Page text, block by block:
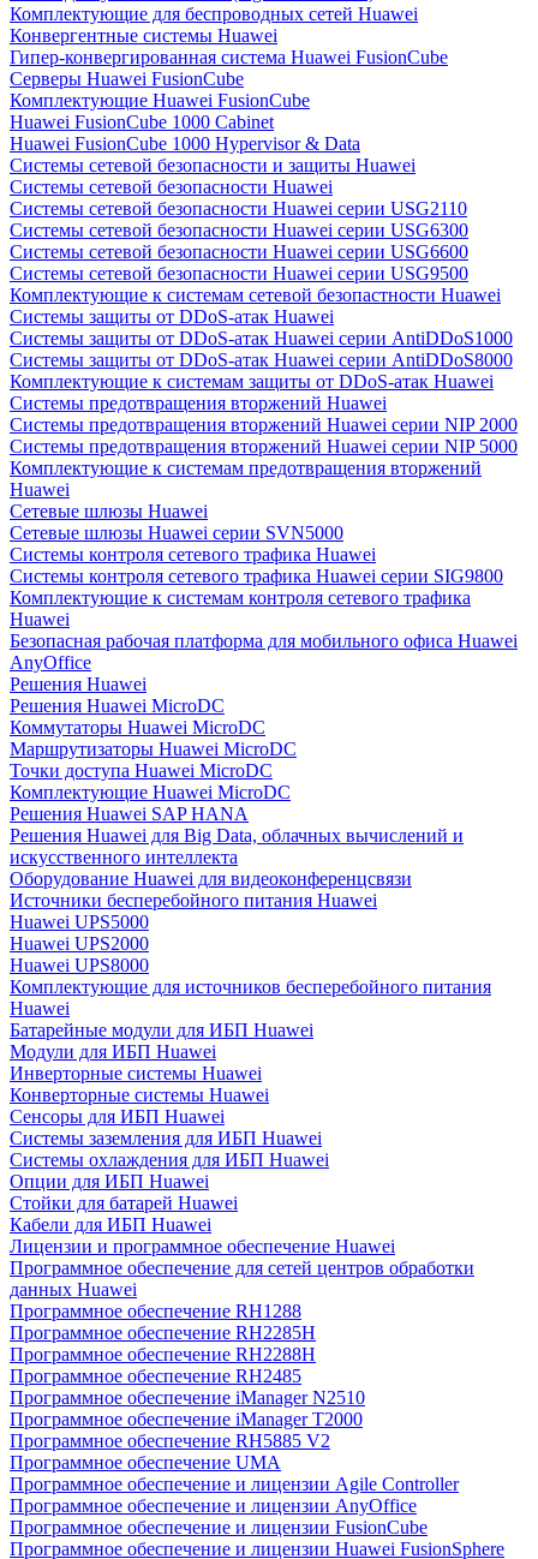
Комплектующие для беспроводных сетей Huawei
Конвергентные системы Huawei
Гипер-конвергированная система Huawei FusionCube
Серверы Huawei FusionCube
Комплектующие Huawei FusionCube
Huawei FusionCube 1000 Cabinet
Huawei FusionCube 1000 Hypervisor & Data
Системы сетевой безопасности и защиты Huawei
Системы сетевой безопасности Huawei
Системы сетевой безопасности Huawei серии USG2110
Системы сетевой безопасности Huawei серии USG6300
Системы сетевой безопасности Huawei серии USG6600
Системы сетевой безопасности Huawei серии USG9500
Комплектующие к системам сетевой безопастности Huawei
Системы защиты от DDoS-атак Huawei
Системы защиты от DDoS-атак Huawei серии AntiDDoS1000
Системы защиты от DDoS-атак Huawei серии AntiDDoS8000
Комплектующие к системам защиты от DDoS-атак Huawei
Системы предотвращения вторжений Huawei
Системы предотвращения вторжений Huawei серии NIP 2000
Системы предотвращения вторжений Huawei серии NIP 5000
Комплектующие к системам предотвращения вторжений
Huawei
Сетевые шлюзы Huawei
Сетевые шлюзы Huawei серии SVN5000
Системы контроля сетевого трафика Huawei
Системы контроля сетевого трафика Huawei серии SIG9800
Комплектующие к системам контроля сетевого трафика
Huawei
Безопасная рабочая платформа для мобильного офиса Huawei
AnyOffice
Решения Huawei
Решения Huawei MicroDC
Коммутаторы Huawei MicroDC
Маршрутизаторы Huawei MicroDC
Точки доступа Huawei MicroDC
Комплектующие Huawei MicroDC
Решения Huawei SAP HANA
Решения Huawei для Big Data, облачных вычислений и
искусственного интеллекта
Оборудование Huawei для видеоконференцсвязи
Источники бесперебойного питания Huawei
Huawei UPS5000
Huawei UPS2000
Huawei UPS8000
Комплектующие для источников бесперебойного питания
Huawei
Батарейные модули для ИБП Huawei
Модули для ИБП Huawei
Инверторные системы Huawei
Конверторные системы Huawei
Сенсоры для ИБП Huawei
Системы заземления для ИБП Huawei
Системы охлаждения для ИБП Huawei
Опции для ИБП Huawei
Стойки для батарей Huawei
Кабели для ИБП Huawei
Лицензии и программное обеспечение Huawei
Программное обеспечение для сетей центров обработки
данных Huawei
Программное обеспечение RH1288
Программное обеспечение RH2285H
Программное обеспечение RH2288H
Программное обеспечение RH2485
Программное обеспечение iManager N2510
Программное обеспечение iManager T2000
Программное обеспечение RH5885 V2
Программное обеспечение UMA
Программное обеспечение и лицензии Agile Controller
Программное обеспечение и лицензии AnyOffice
Программное обеспечение и лицензии FusionCube
Программное обеспечение и лицензии Huawei FusionSphere